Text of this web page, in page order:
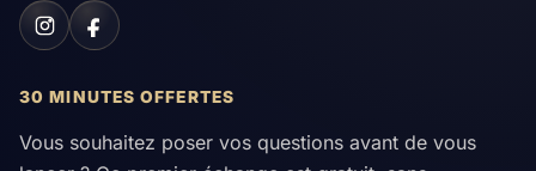
30 MINUTES OFFERTES
Vous souhaitez poser vos questions avant de vous